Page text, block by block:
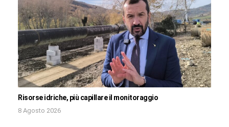
Risorse idriche, più capillare il monitoraggio
8 Agosto 2026